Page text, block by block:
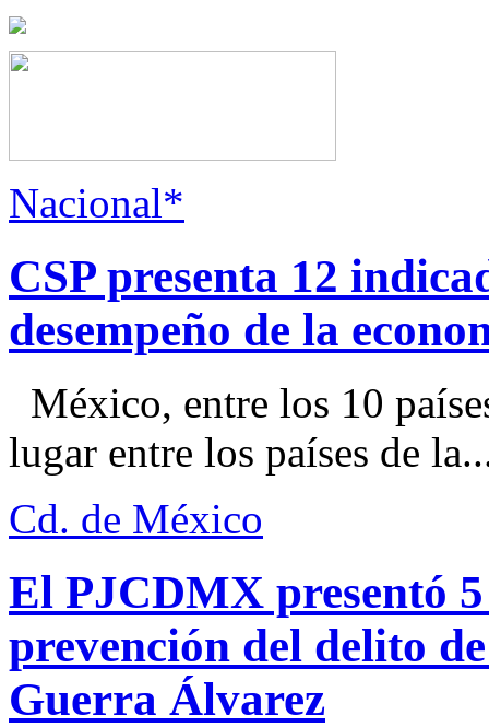
Nacional*
CSP presenta 12
desempeño de la
México, entre los 10
lugar entre los países de
Cd. de México
El PJCDMX presentó
prevención del delito
Guerra Álvarez